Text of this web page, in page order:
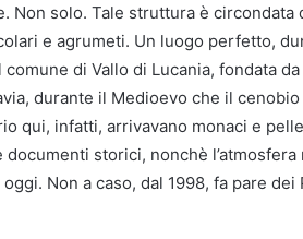
Non solo. Tale struttura è
e agrumeti. Un luogo perfetto,
comune di Vallo di Lucania, fondata
durante il Medioevo che il
qui, infatti, arrivavano monaci e
documenti storici, nonchè
Non a caso, dal 1998, fa pare dei